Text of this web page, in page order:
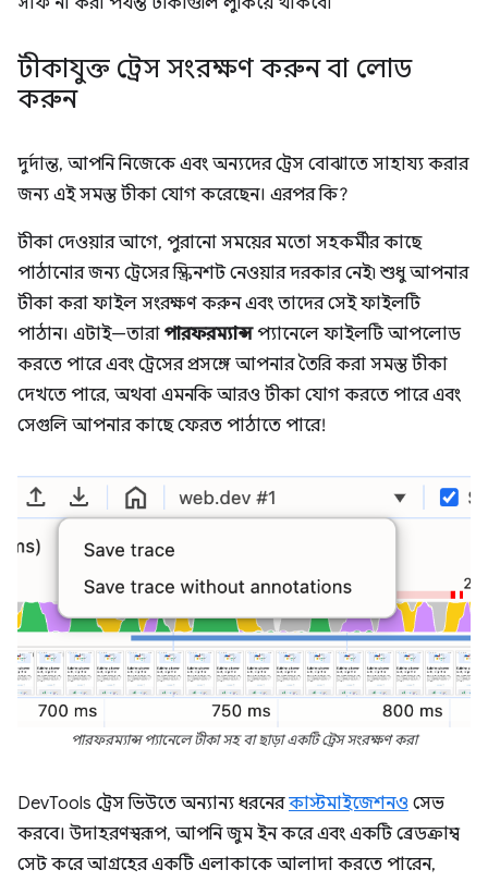
টীকাযুক্ত ট্রেস সংরক্ষণ করুন বা লোড
করুন
দুর্দান্ত, আপনি নিজেকে এবং অন্যদের ট্রেস বোঝাতে সাহায্য করার
জন্য এই সমস্ত টীকা যোগ করেছেন। এরপর কি?
টীকা দেওয়ার আগে, পুরানো সময়ের মতো সহকর্মীর কাছে
পাঠানোর জন্য ট্রেসের স্ক্রিনশট নেওয়ার দরকার নেই৷ শুধু আপনার
টীকা করা ফাইল সংরক্ষণ করুন এবং তাদের সেই ফাইলটি
পাঠান। এটাই—তারা পারফরম্যান্সপ্যানেলে ফাইলটি আপলোড
করতে পারে এবং ট্রেসের প্রসঙ্গে আপনার তৈরি করা সমস্ত টীকা
দেখতে পারে, অথবা এমনকি আরও টীকা যোগ করতে পারে এবং
সেগুলি আপনার কাছে ফেরত পাঠাতে পারে!
পারফরম্যান্স প্যানেলে টীকা সহ বা ছাড়া একটি ট্রেস সংরক্ষণ করা
DevTools ট্রেস ভিউতে অন্যান্য ধরনেরকাস্টমাইজেশনও সেভ
করবে। উদাহরণস্বরূপ, আপনি জুম ইন করে এবং একটি ব্রেডক্রাম্ব
সেট করে আগ্রহের একটি এলাকাকে আলাদা করতে পারেন,